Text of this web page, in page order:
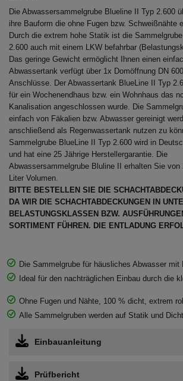
Die Abwassersammelgrube Blueline II Typ 2.600
ihre Bauform die ohne Fugen bzw. Schweißnähte
Durch die extrem hohe Statik ist die
2.600 auch mit einem LKW befahrbar
Das geringe Gewicht ermöglicht Ihnen einen
Abwassertank verfügt über 1x Domöffnung DN
Anschlüsse. Der Abwassertank BlueLine II Typ
für ein Wochenendhaus bzw. ein Wohnhaus das
Kanalisation angeschlossen wurde. Die
einfach von Fäkalien bzw. Abwasser gereinigt
anschließend als Regenwassertank nutzen zu
Sammelgrube BlueLine II Typ 2.600 wird in
und hat eine 25 Jährige Herstellergarantie. Die
Abwassersammelgrube Bluline II erhalten Sie von
Liter Volumen.
BITTE BESTELLEN SIE DIE
DA WIR DIE SCHACHTABDECKUNGEN IN
BELASTUNGSKLASSEN BZW.
SORTIMENT FÜHREN. DIE ENTLADUNG
Die Sammelgrube für häusliches Abwasser mit
Ideal für den nachträglichen Einbau durch die
Ohne Fugen und Nähte, 100 % dicht, extrem
Alle Sammelgruben werden auf Statik und
Einbauanleitung
Prüfbericht